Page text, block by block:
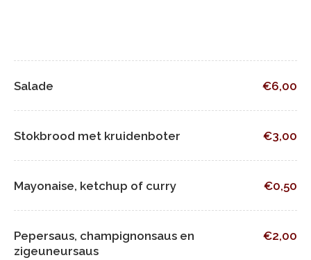
Salade €6,00
Stokbrood met kruidenboter €3,00
Mayonaise, ketchup of curry €0,50
Pepersaus, champignonsaus en
zigeuneursaus
€2,00